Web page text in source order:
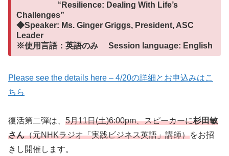
“Resilience: Dealing With Life’s
Challenges”
◆Speaker: Ms. Ginger Griggs, President, ASC
Leader
※使用言語：英語のみ Session language: English
Please see the details here – 4/20の詳細とお申込みはこ
ちら
復活第二弾は、 5月11日(土)6:00pm、スピーカーに杉田敏
さん（元NHKラジオ「実践ビジネス英語」講師）をお招
きし開催します。